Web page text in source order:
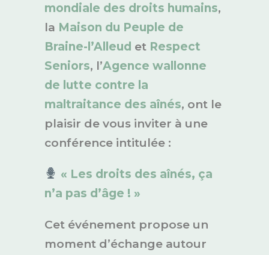
mondiale des droits humains,
la Maison du Peuple de
Braine-l’Alleud et Respect
Seniors, l’Agence wallonne
de lutte contre la
maltraitance des aînés, ont le
plaisir de vous inviter à une
conférence intitulée :
« Les droits des aînés, ça
n’a pas d’âge ! »
Cet événement propose un
moment d’échange autour